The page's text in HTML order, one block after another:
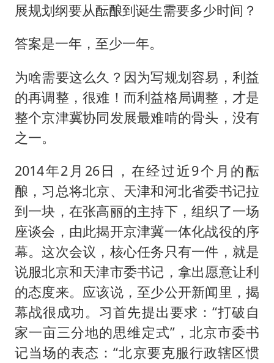
展规划纲要从酝酿到诞生需要多少时间？
答案是一年，至少一年。
为啥需要这么久？因为写规划容易，利益
的再调整，很难！而利益格局调整，才是
整个京津冀协同发展最难啃的骨头，没有
之一。
2014年2月26日，在经过近9个月的酝
酿，习总将北京、天津和河北省委书记拉
到一块，在张高丽的主持下，组织了一场
座谈会，由此揭开京津冀一体化战役的序
幕。这次会议，核心任务只有一件，就是
说服北京和天津市委书记，拿出愿意让利
的态度来。应该说，至少公开新闻里，揭
幕战很成功。习首先提出要求：“打破自
家一亩三分地的思维定式”，北京市委书
记当场的表态：“北京要克服行政辖区惯